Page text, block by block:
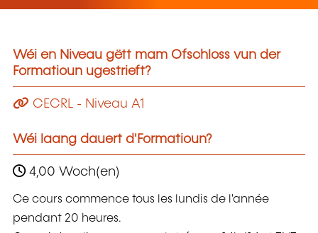
Wéi en Niveau gëtt mam Ofschloss vun der
Formatioun ugestrieft?
CECRL - Niveau A1
Wéi laang dauert d'Formatioun?
4,00 Woch(en)
Ce cours commence tous les lundis de l'année
pendant 20 heures.